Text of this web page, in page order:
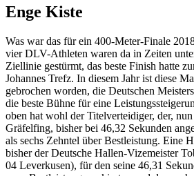
Enge Kiste
Was war das für ein 400-Meter-Finale
vier DLV-Athleten waren da in Zeiten
Ziellinie gestürmt, das beste Finish hatte
Johannes Trefz. In diesem Jahr ist diese
gebrochen worden, die Deutschen
die beste Bühne für eine
oben hat wohl der Titelverteidiger, der,
Gräfelfing, bisher bei 46,32 Sekunden
als sechs Zehntel über Bestleistung. Eine
bisher der Deutsche Hallen-Vizemeister
04 Leverkusen), für den seine 46,31